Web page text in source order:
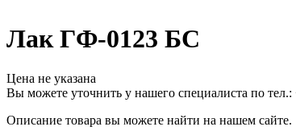
Лак ГФ-0123 БС
Цена не указана
Вы можете уточнить у нашего специалиста по тел.:
Описание товара вы можете найти на нашем сайте.